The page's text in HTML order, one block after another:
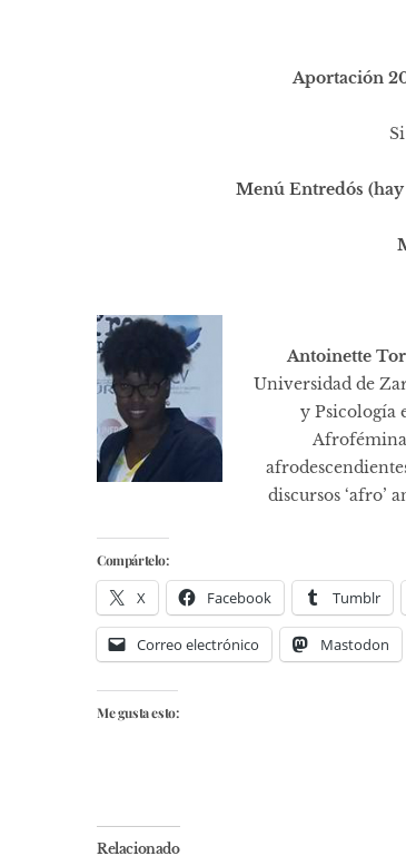
Aportación
Menú Entredós
Antoinette
Universidad de
y Psicología
discursos ‘afro’
Compártelo:
X Facebook Tumblr
Correo electrónico Mastodon
Me gusta esto:
Relacionado